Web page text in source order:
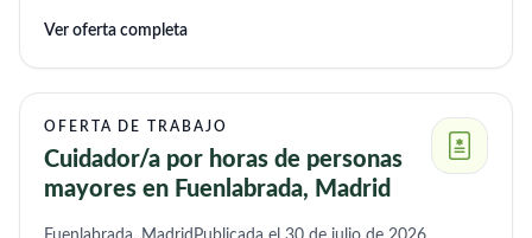
Ver oferta completa
OFERTA DE TRABAJO
Cuidador/a por horas de personas
mayores en Fuenlabrada, Madrid